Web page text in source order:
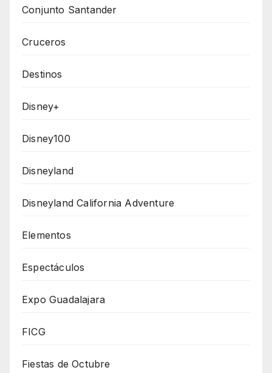
Conjunto Santander
Cruceros
Destinos
Disney+
Disney100
Disneyland
Disneyland California Adventure
Elementos
Espectáculos
Expo Guadalajara
FICG
Fiestas de Octubre